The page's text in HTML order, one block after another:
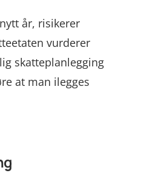
år, risikerer
vurderer
skatteplanlegging
at man ilegges